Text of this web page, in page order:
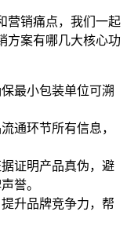
销痛点，我们一起
方案有哪几大核心功
最小包装单位可溯
通环节所有信息，
证明产品真伪，避
誉。
升品牌竞争力，帮